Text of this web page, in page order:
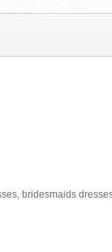
bridesmaids